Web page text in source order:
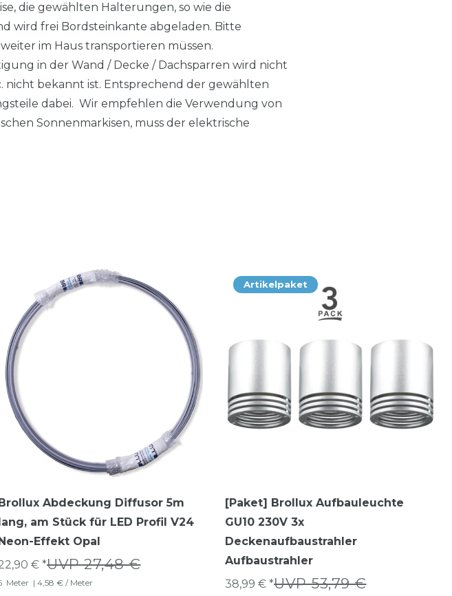
die gewählten Halterungen, so wie die
wird frei Bordsteinkante abgeladen. Bitte
im Haus transportieren müssen.
in der Wand / Decke / Dachsparren wird nicht
nicht bekannt ist. Entsprechend der gewählten
dabei. Wir empfehlen die Verwendung von
Sonnenmarkisen, muss der elektrische
Abdeckung Diffusor 5m
am Stück für LED Profil V24
Effekt Opal
UVP 27,48 €
€ *
Meter | 4,58 € / Meter
Artikelpaket
[Paket] Brollux Aufbauleuchte
GU10 230V 3x
Deckenaufbaustrahler
Aufbaustrahler
UVP 53,79 €
38,99 € *